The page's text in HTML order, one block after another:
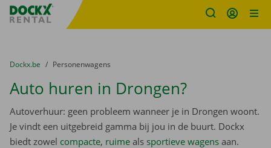
Fratello DEMO
U bevindt zich hier:
van
Dockx.be naar
Personenwagens
Auto huren in Drongen?
Autoverhuur: geen probleem wanneer je in Drongen woont.
Je vindt een uitgebreid gamma bij jou in de buurt. Dockx
biedt zowel compacte, ruime als sportieve wagens aan.